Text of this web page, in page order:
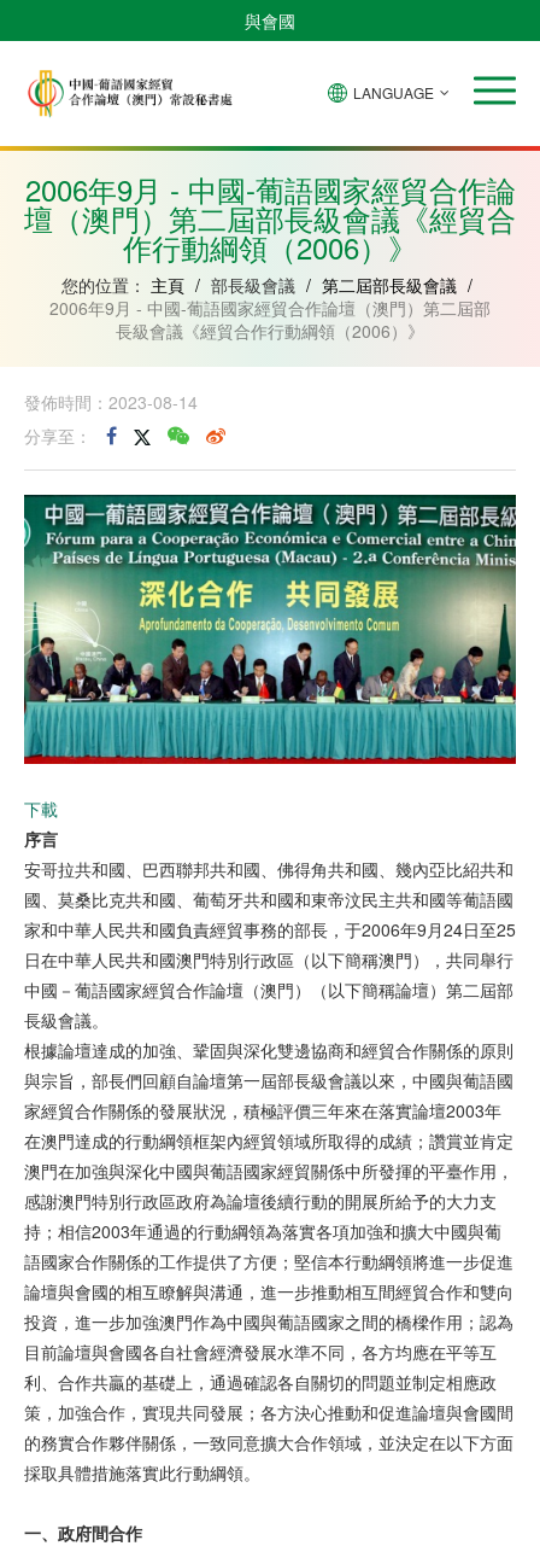
與會國
安
比
紹
內
亞
克
和
普
林
比
LANGUAGE
2006年9月 - 中國-葡語國家經貿合作論
壇（澳門）第二屆部長級會議《經貿合
作行動綱領（2006）》
您的位置： 主頁 / 部長級會議 / 第二屆部長級會議 /
2006年9月 - 中國-葡語國家經貿合作論壇（澳門）第二屆部
長級會議《經貿合作行動綱領（2006）》
發佈時間：2023-08-14
分享至：
下載
序言
安哥拉共和國、巴西聯邦共和國、佛得角共和國、幾內亞比紹共和
國、莫桑比克共和國、葡萄牙共和國和東帝汶民主共和國等葡語國
家和中華人民共和國負責經貿事務的部長，于2006年9月24日至25
日在中華人民共和國澳門特別行政區（以下簡稱澳門），共同舉行
中國－葡語國家經貿合作論壇（澳門）（以下簡稱論壇）第二屆部
長級會議。
根據論壇達成的加強、鞏固與深化雙邊協商和經貿合作關係的原則
與宗旨，部長們回顧自論壇第一屆部長級會議以來，中國與葡語國
家經貿合作關係的發展狀況，積極評價三年來在落實論壇2003年
在澳門達成的行動綱領框架內經貿領域所取得的成績；讚賞並肯定
澳門在加強與深化中國與葡語國家經貿關係中所發揮的平臺作用，
感謝澳門特別行政區政府為論壇後續行動的開展所給予的大力支
持；相信2003年通過的行動綱領為落實各項加強和擴大中國與葡
語國家合作關係的工作提供了方便；堅信本行動綱領將進一步促進
論壇與會國的相互瞭解與溝通，進一步推動相互間經貿合作和雙向
投資，進一步加強澳門作為中國與葡語國家之間的橋樑作用；認為
目前論壇與會國各自社會經濟發展水準不同，各方均應在平等互
利、合作共贏的基礎上，通過確認各自關切的問題並制定相應政
策，加強合作，實現共同發展；各方決心推動和促進論壇與會國間
的務實合作夥伴關係，一致同意擴大合作領域，並決定在以下方面
採取具體措施落實此行動綱領。
一、政府間合作